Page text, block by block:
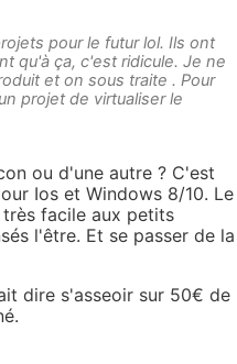
pour le futur lol. Ils ont
qu'à ça, c'est ridicule. Je ne
et on sous traite . Pour
projet de virtualiser le
ou d'une autre ? C'est
Ios et Windows 8/10. Le
facile aux petits
l'être. Et se passer de la
dire s'asseoir sur 50€ de